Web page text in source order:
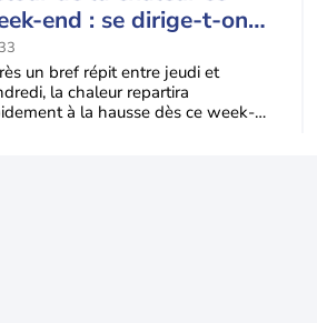
end : se dirige-t-on
une cinquième vague
chaleur en France ?
un bref répit entre jeudi et
la chaleur repartira
à la hausse dès ce week-